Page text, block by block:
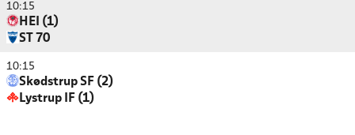
10:15
HEI (1)
ST 70
10:15
Skødstrup SF (2)
Lystrup IF (1)